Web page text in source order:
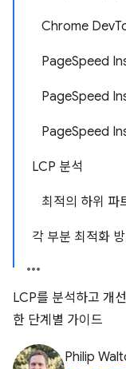
Chrome
PageSpeed
PageSpeed
PageSpeed
LCP 분석
최적의 하위 파
각 부분 최적화
LCP를 분석하고 개
한 단계별 가이드
Philip